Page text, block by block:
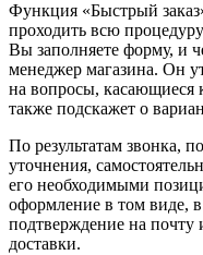
Функция «Быстрый
проходить всю
Вы заполняете форму, и
менеджер магазина. Он
на вопросы, касающиеся
также подскажет о
По результатам звонка,
уточнения,
его необходимыми
оформление в том виде,
подтверждение на
доставки.